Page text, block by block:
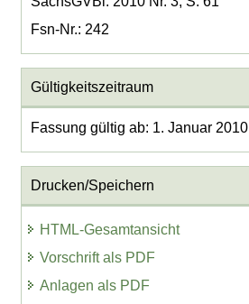
Fsn-Nr.: 242
Gültigkeitszeitraum
Fassung gültig ab: 1. Januar 2010
Drucken/Speichern
HTML-Gesamtansicht
Vorschrift als PDF
Anlagen als PDF